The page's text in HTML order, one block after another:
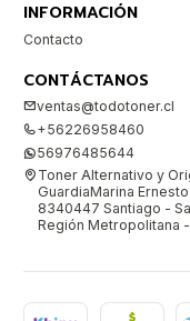
INFORMACIÓN
Contacto
CONTÁCTANOS
ventas@todotoner.cl
+56226958460
56976485644
Toner Alternativo y
GuardiaMarina
8340447 Santiago -
Región Metropolitana